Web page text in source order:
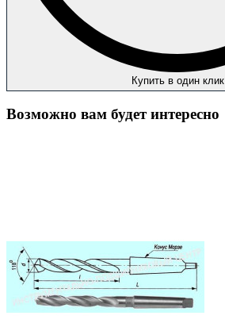
Купить в один клик
Возможно вам будет интересно